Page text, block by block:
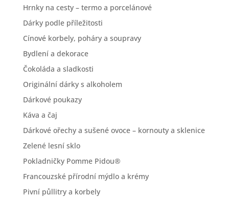
Hrnky na cesty – termo a porcelánové
Dárky podle příležitosti
Cínové korbely, poháry a soupravy
Bydlení a dekorace
Čokoláda a sladkosti
Originální dárky s alkoholem
Dárkové poukazy
Káva a čaj
Dárkové ořechy a sušené ovoce – kornouty a sklenice
Zelené lesní sklo
Pokladničky Pomme Pidou®
Francouzské přírodní mýdlo a krémy
Pivní půllitry a korbely